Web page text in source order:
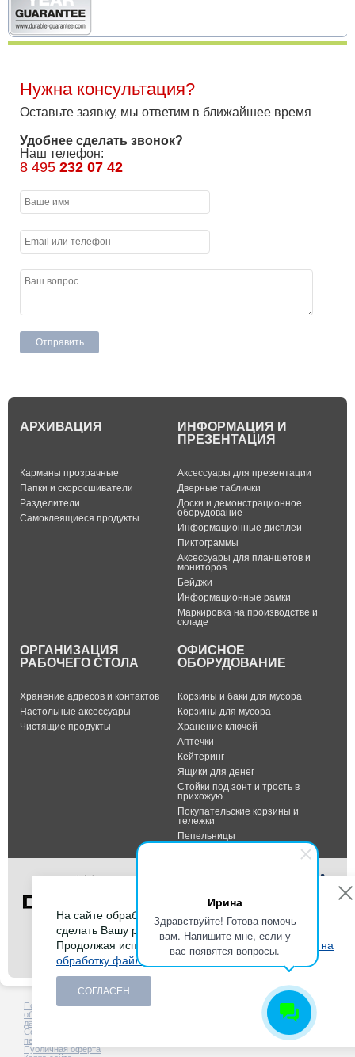
Ирина
Здравствуйте! Готова помочь
вам. Напишите мне, если у
вас появятся вопросы.
Нужна консультация?
Оставьте заявку, мы ответим в ближайшее время
Удобнее сделать звонок?
Наш телефон:
8 495 232 07 42
АРХИВАЦИЯ
Карманы прозрачные
Папки и скоросшиватели
Разделители
Самоклеящиеся продукты
ИНФОРМАЦИЯ И
ПРЕЗЕНТАЦИЯ
Аксессуары для презентации
Дверные таблички
Доски и демонстрационное
оборудование
Информационные дисплеи
Пиктограммы
Аксессуары для планшетов и
мониторов
Бейджи
Информационные рамки
Маркировка на производстве и
складе
ОРГАНИЗАЦИЯ
РАБОЧЕГО СТОЛА
Хранение адресов и контактов
Настольные аксессуары
Чистящие продукты
ОФИСНОЕ
ОБОРУДОВАНИЕ
Корзины и баки для мусора
Корзины для мусора
Хранение ключей
Аптечки
Кейтеринг
Ящики для денег
Стойки под зонт и трость в
прихожую
Покупательские корзины и
тележки
Пепельницы
Тел.: +7 (495) 232-07-42
Факс: +7 (495) 232-07-42
E-mail:info@durable-shop.ru
Политика в отношении
обработки персональных
данных
Согласие на обработку
персональных данных
Публичная оферта
Создание сайта - HCube
На сайте обрабатываются файлы cookies, чтобы
сделать Вашу работу максимально удобной.
Продолжая использовать сайт, Вы даете
согласие на
обработку файлов cookies
СОГЛАСЕН